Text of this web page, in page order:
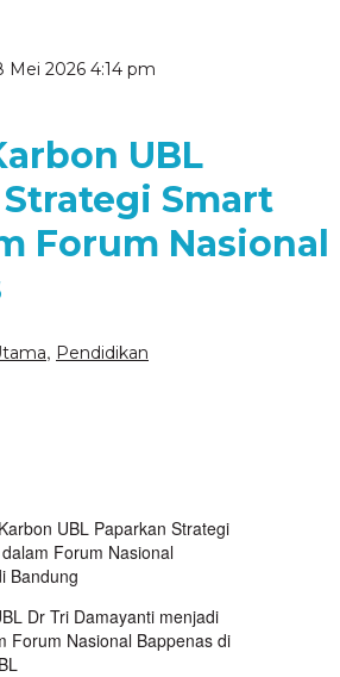
Mei 2026 4:14 pm
UBL
Smart
Forum Nasional
, Pendidikan
Dr Tri Damayanti menjadi
Forum Nasional Bappenas di